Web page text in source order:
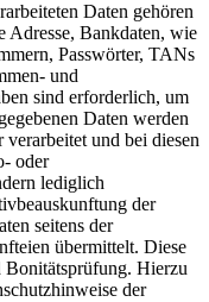
Daten gehören
Adresse, Bankdaten, wie
Passwörter, TANs
und
sind erforderlich, um
Daten werden
und bei diesen
oder
lediglich
der
seitens der
übermittelt. Diese
Bonitätsprüfung. Hierzu
der